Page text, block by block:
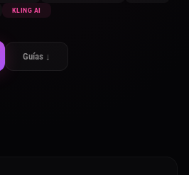
KLING AI
Guías ↓